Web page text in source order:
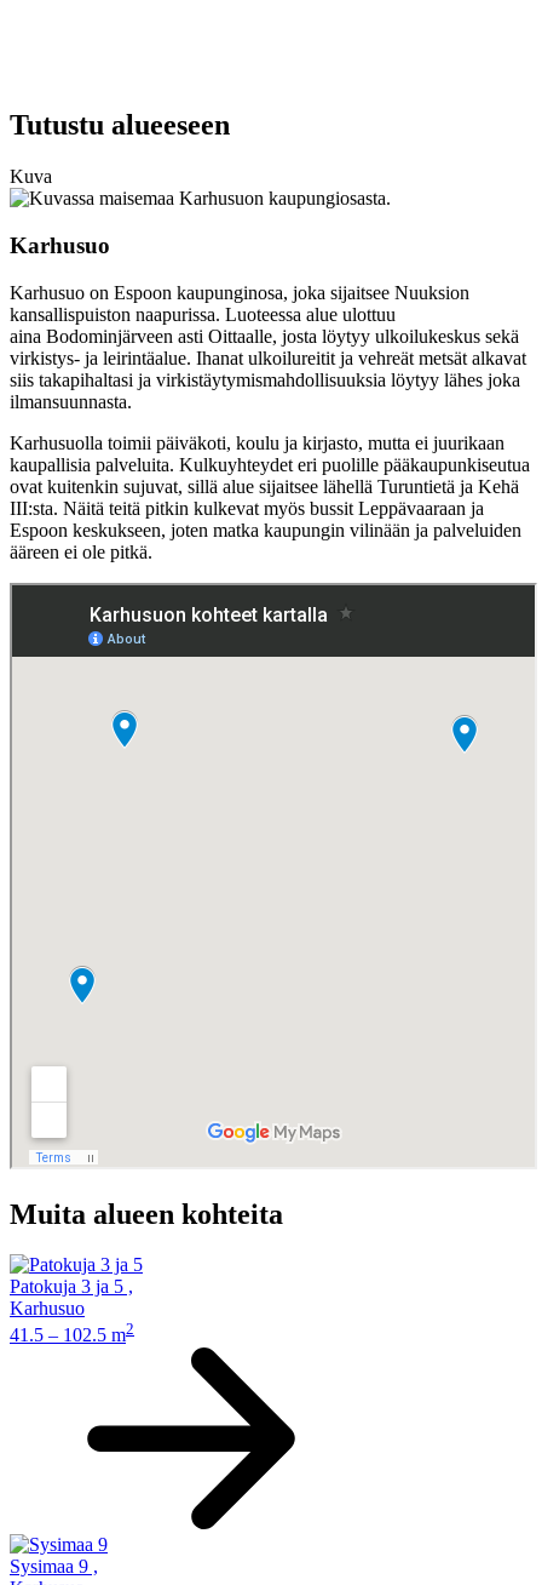
Tutustu alueeseen
Kuva
Karhusuo
Karhusuo on Espoon kaupunginosa, joka sijaitsee Nuuksion
kansallispuiston naapurissa. Luoteessa alue ulottuu
aina Bodominjärveen asti Oittaalle, josta löytyy ulkoilukeskus sekä
virkistys- ja leirintäalue. Ihanat ulkoilureitit ja vehreät metsät alkavat
siis takapihaltasi ja virkistäytymismahdollisuuksia löytyy lähes joka
ilmansuunnasta.
Karhusuolla toimii päiväkoti, koulu ja kirjasto, mutta ei juurikaan
kaupallisia palveluita. Kulkuyhteydet eri puolille pääkaupunkiseutua
ovat kuitenkin sujuvat, sillä alue sijaitsee lähellä Turuntietä ja Kehä
III:sta. Näitä teitä pitkin kulkevat myös bussit Leppävaaraan ja
Espoon keskukseen, joten matka kaupungin vilinään ja palveluiden
ääreen ei ole pitkä.
Muita alueen kohteita
Patokuja 3 ja 5 ,
Karhusuo
41.5 – 102.5 m2
Sysimaa 9 ,